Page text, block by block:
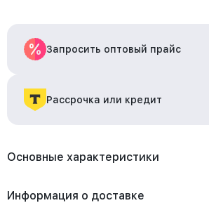
Запросить оптовый прайс
Рассрочка или кредит
Основные характеристики
Информация о доставке